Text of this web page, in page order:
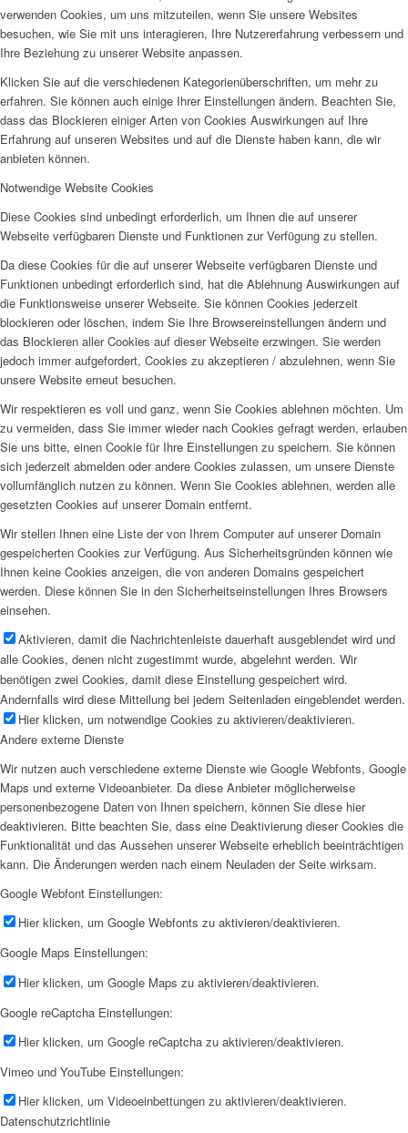
verwenden Cookies, um uns mitzuteilen, wenn Sie unsere Websites
besuchen, wie Sie mit uns interagieren, Ihre Nutzererfahrung verbessern und
Ihre Beziehung zu unserer Website anpassen.
Klicken Sie auf die verschiedenen Kategorienüberschriften, um mehr zu
erfahren. Sie können auch einige Ihrer Einstellungen ändern. Beachten Sie,
dass das Blockieren einiger Arten von Cookies Auswirkungen auf Ihre
Erfahrung auf unseren Websites und auf die Dienste haben kann, die wir
anbieten können.
Notwendige Website Cookies
Diese Cookies sind unbedingt erforderlich, um Ihnen die auf unserer
Webseite verfügbaren Dienste und Funktionen zur Verfügung zu stellen.
Da diese Cookies für die auf unserer Webseite verfügbaren Dienste und
Funktionen unbedingt erforderlich sind, hat die Ablehnung Auswirkungen auf
die Funktionsweise unserer Webseite. Sie können Cookies jederzeit
blockieren oder löschen, indem Sie Ihre Browsereinstellungen ändern und
das Blockieren aller Cookies auf dieser Webseite erzwingen. Sie werden
jedoch immer aufgefordert, Cookies zu akzeptieren / abzulehnen, wenn Sie
unsere Website erneut besuchen.
Wir respektieren es voll und ganz, wenn Sie Cookies ablehnen möchten. Um
zu vermeiden, dass Sie immer wieder nach Cookies gefragt werden, erlauben
Sie uns bitte, einen Cookie für Ihre Einstellungen zu speichern. Sie können
sich jederzeit abmelden oder andere Cookies zulassen, um unsere Dienste
vollumfänglich nutzen zu können. Wenn Sie Cookies ablehnen, werden alle
gesetzten Cookies auf unserer Domain entfernt.
Wir stellen Ihnen eine Liste der von Ihrem Computer auf unserer Domain
gespeicherten Cookies zur Verfügung. Aus Sicherheitsgründen können wie
Ihnen keine Cookies anzeigen, die von anderen Domains gespeichert
werden. Diese können Sie in den Sicherheitseinstellungen Ihres Browsers
einsehen.
Aktivieren, damit die Nachrichtenleiste dauerhaft ausgeblendet wird und
alle Cookies, denen nicht zugestimmt wurde, abgelehnt werden. Wir
benötigen zwei Cookies, damit diese Einstellung gespeichert wird.
Andernfalls wird diese Mitteilung bei jedem Seitenladen eingeblendet werden.
Hier klicken, um notwendige Cookies zu aktivieren/deaktivieren.
Andere externe Dienste
Wir nutzen auch verschiedene externe Dienste wie Google Webfonts, Google
Maps und externe Videoanbieter. Da diese Anbieter möglicherweise
personenbezogene Daten von Ihnen speichern, können Sie diese hier
deaktivieren. Bitte beachten Sie, dass eine Deaktivierung dieser Cookies die
Funktionalität und das Aussehen unserer Webseite erheblich beeinträchtigen
kann. Die Änderungen werden nach einem Neuladen der Seite wirksam.
Google Webfont Einstellungen:
Hier klicken, um Google Webfonts zu aktivieren/deaktivieren.
Google Maps Einstellungen:
Hier klicken, um Google Maps zu aktivieren/deaktivieren.
Google reCaptcha Einstellungen:
Hier klicken, um Google reCaptcha zu aktivieren/deaktivieren.
Vimeo und YouTube Einstellungen:
Hier klicken, um Videoeinbettungen zu aktivieren/deaktivieren.
Datenschutzrichtlinie